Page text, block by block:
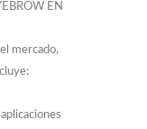
EN
mercado,